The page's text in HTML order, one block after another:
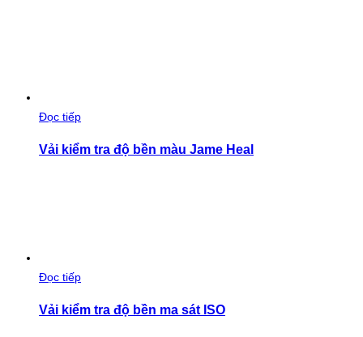
Đọc tiếp
Vải kiểm tra độ bền màu Jame Heal
Đọc tiếp
Vải kiểm tra độ bền ma sát ISO